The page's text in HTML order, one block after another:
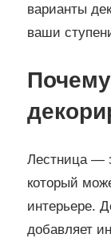
варианты
ваши
Лестница —
который
интерьере.
добавляет